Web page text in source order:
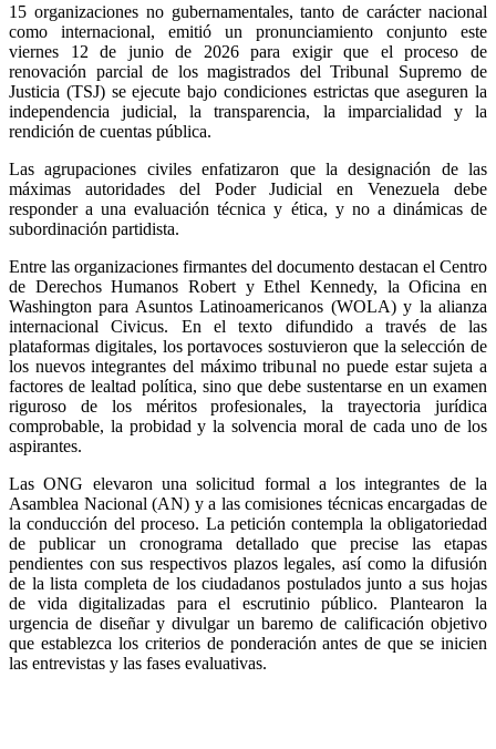
15 organizaciones no gubernamentales, tanto de carácter nacional
como internacional, emitió un pronunciamiento conjunto este
viernes 12 de junio de 2026 para exigir que el proceso de
renovación parcial de los magistrados del Tribunal Supremo de
Justicia (TSJ) se ejecute bajo condiciones estrictas que aseguren la
independencia judicial, la transparencia, la imparcialidad y la
rendición de cuentas pública.
Las agrupaciones civiles enfatizaron que la designación de las
máximas autoridades del Poder Judicial en Venezuela debe
responder a una evaluación técnica y ética, y no a dinámicas de
subordinación partidista.
Entre las organizaciones firmantes del documento destacan el Centro
de Derechos Humanos Robert y Ethel Kennedy, la Oficina en
Washington para Asuntos Latinoamericanos (WOLA) y la alianza
internacional Civicus. En el texto difundido a través de las
plataformas digitales, los portavoces sostuvieron que la selección de
los nuevos integrantes del máximo tribunal no puede estar sujeta a
factores de lealtad política, sino que debe sustentarse en un examen
riguroso de los méritos profesionales, la trayectoria jurídica
comprobable, la probidad y la solvencia moral de cada uno de los
aspirantes.
Las ONG elevaron una solicitud formal a los integrantes de la
Asamblea Nacional (AN) y a las comisiones técnicas encargadas de
la conducción del proceso. La petición contempla la obligatoriedad
de publicar un cronograma detallado que precise las etapas
pendientes con sus respectivos plazos legales, así como la difusión
de la lista completa de los ciudadanos postulados junto a sus hojas
de vida digitalizadas para el escrutinio público. Plantearon la
urgencia de diseñar y divulgar un baremo de calificación objetivo
que establezca los criterios de ponderación antes de que se inicien
las entrevistas y las fases evaluativas.